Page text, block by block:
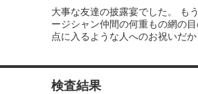
大事な友達の披露宴でした。 も
ージシャン仲間の何重もの網の
点に入るような人へのお祝いだ
検査結果